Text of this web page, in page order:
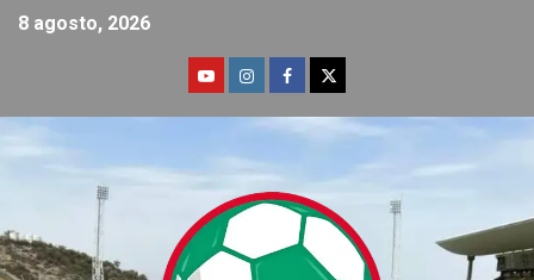
8 agosto, 2026